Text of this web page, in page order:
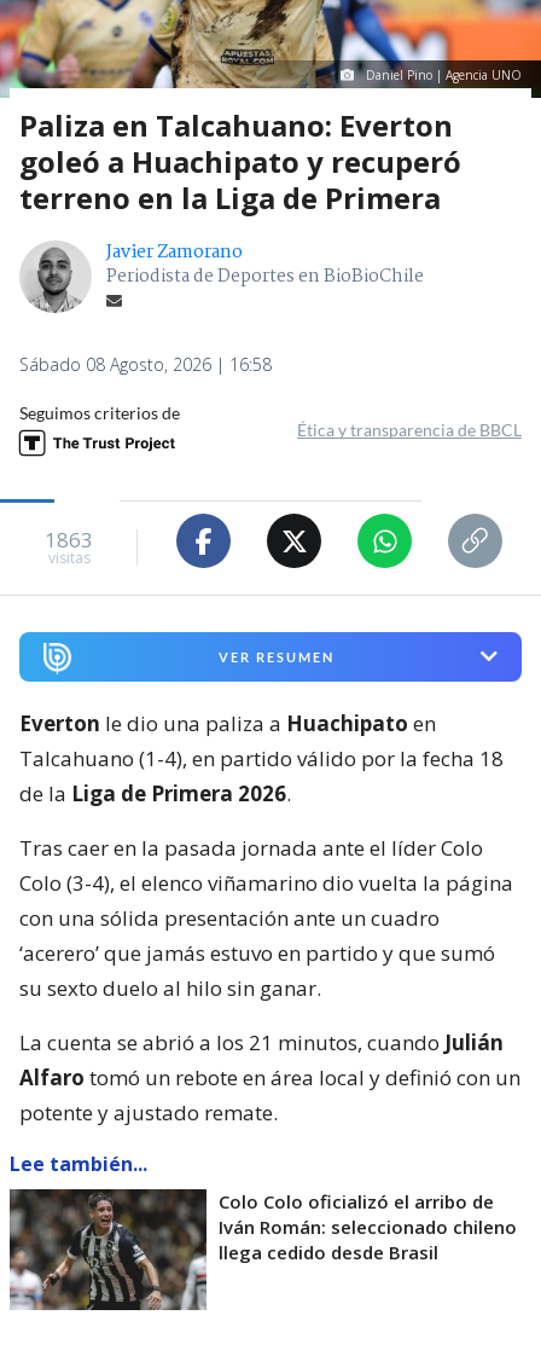
Daniel Pino | Agencia UNO
Paliza en Talcahuano: Everton
goleó a Huachipato y recuperó
terreno en la Liga de Primera
Javier Zamorano
Periodista de Deportes en BioBioChile
Sábado 08 Agosto, 2026 | 16:58
Seguimos criterios de
Ética y transparencia de BBCL
1863
visitas
VER RESUMEN
Everton le dio una paliza a Huachipato en
Talcahuano (1-4), en partido válido por la fecha 18
de la Liga de Primera 2026.
Tras caer en la pasada jornada ante el líder Colo
Colo (3-4), el elenco viñamarino dio vuelta la página
con una sólida presentación ante un cuadro
‘acerero’ que jamás estuvo en partido y que sumó
su sexto duelo al hilo sin ganar.
La cuenta se abrió a los 21 minutos, cuando Julián
Alfaro tomó un rebote en área local y definió con un
potente y ajustado remate.
Lee también...
Colo Colo oficializó el arribo de
Iván Román: seleccionado chileno
llega cedido desde Brasil